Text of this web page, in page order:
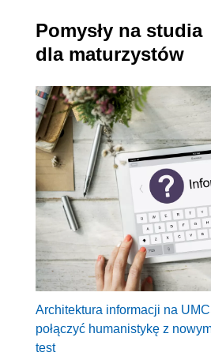
Pomysły na studia
dla maturzystów
Architektura informacji na
połączyć humanistykę z
test